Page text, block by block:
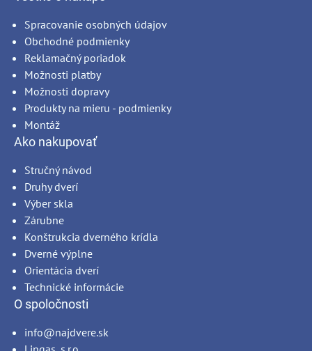
Spracovanie osobných údajov
Obchodné podmienky
Reklamačný poriadok
Možnosti platby
Možnosti dopravy
Produkty na mieru - podmienky
Montáž
Ako nakupovať
Stručný návod
Druhy dverí
Výber skla
Zárubne
Konštrukcia dverného krídla
Dverné výplne
Orientácia dverí
Technické informácie
O spoločnosti
info@najdvere.sk